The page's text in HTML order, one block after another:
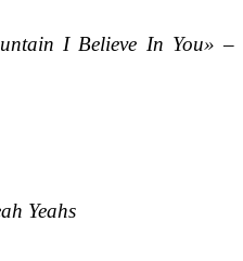
I Believe In You» –
Yeahs